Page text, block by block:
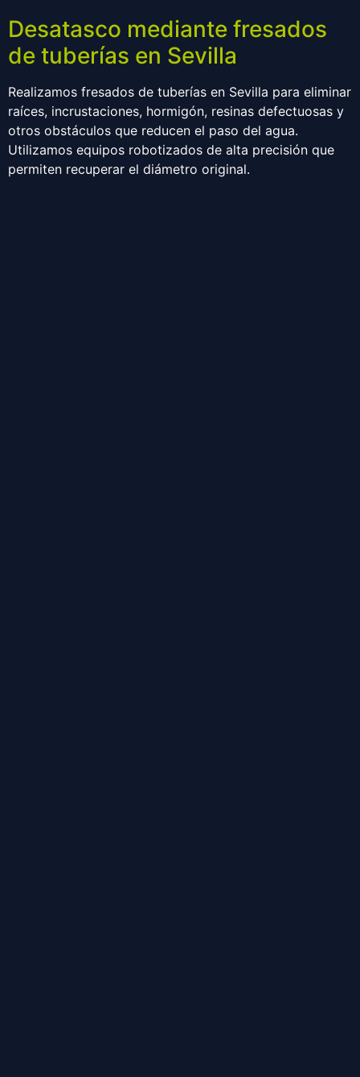
Desatasco mediante fresados
de tuberías en Sevilla
Realizamos fresados de tuberías en Sevilla para eliminar
raíces, incrustaciones, hormigón, resinas defectuosas y
otros obstáculos que reducen el paso del agua.
Utilizamos equipos robotizados de alta precisión que
permiten recuperar el diámetro original.